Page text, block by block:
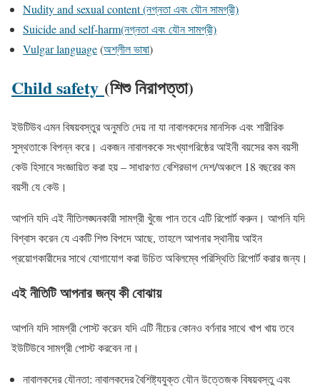
Nudity and sexual content (নগ্নতা এবং যৌন সামগ্রী)
Suicide and self-harm(নগ্নতা এবং যৌন সামগ্রী)
Vulgar language(অশ্লীল ভাষা)
Child safety (শিশু নিরাপত্তা)
ইউটিউব এমন বিষয়বস্তুর অনুমতি দেয় না যা নাবালকদের মানসিক এবং শারীরিক
সুস্থতাকে বিপন্ন করে। একজন নাবালককে সংখ্যাগরিষ্ঠের আইনী বয়সের কম বয়সী
কেউ হিসাবে সংজ্ঞায়িত করা হয় – সাধারণত বেশিরভাগ দেশ/অঞ্চলে 18 বছরের কম
বয়সী যে কেউ।
আপনি যদি এই নীতিলঙ্ঘনকারী সামগ্রী খুঁজে পান তবে এটি রিপোর্ট করুন। আপনি যদি
বিশ্বাস করেন যে একটি শিশু বিপদে আছে, তাহলে আপনার স্থানীয় আইন
প্রয়োগকারীদের সাথে যোগাযোগ করা উচিত অবিলম্বে পরিস্থিতি রিপোর্ট করার জন্য।
এই নীতিটি আপনার জন্য কী বোঝায়
আপনি যদি সামগ্রী পোস্ট করেন যদি এটি নীচের কোনও বর্ণনার সাথে খাপ খায় তবে
ইউটিউবে সামগ্রী পোস্ট করবেন না।
নাবালকদের যৌনতা: নাবালকদের বৈশিষ্ট্যযুক্ত যৌন উত্তেজক বিষয়বস্তু এবং